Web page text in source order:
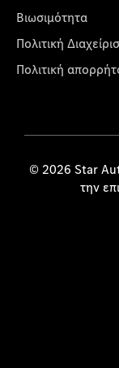
Βιωσιμότητα
Πολιτική
Πολιτική
© 2026 Star
την